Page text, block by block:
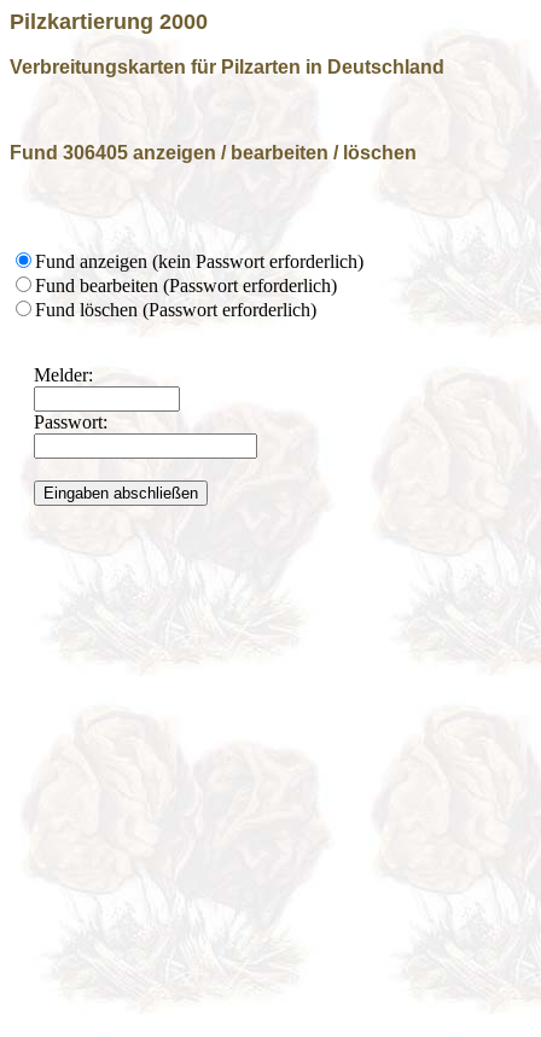
Pilzkartierung 2000
Verbreitungskarten für Pilzarten in Deutschland
Fund 306405 anzeigen / bearbeiten / löschen
Fund anzeigen (kein Passwort erforderlich)
Fund bearbeiten (Passwort erforderlich)
Fund löschen (Passwort erforderlich)
Melder:
Passwort: